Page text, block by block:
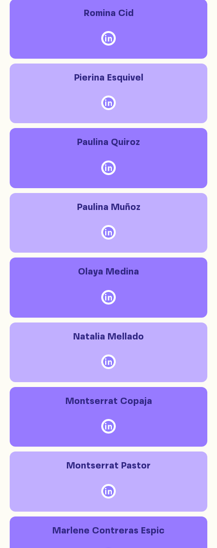
Romina Cid
Pierina Esquivel
Paulina Quiroz
Paulina Muñoz
Olaya Medina
Natalia Mellado
Montserrat Copaja
Montserrat Pastor
Marlene Contreras Espic